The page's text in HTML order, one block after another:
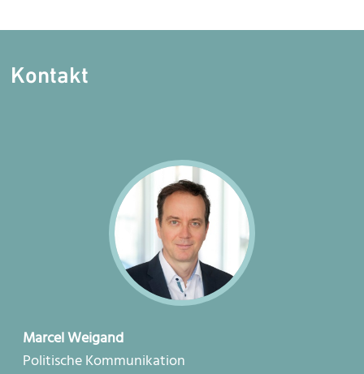
Kontakt
Marcel Weigand
Politische Kommunikation